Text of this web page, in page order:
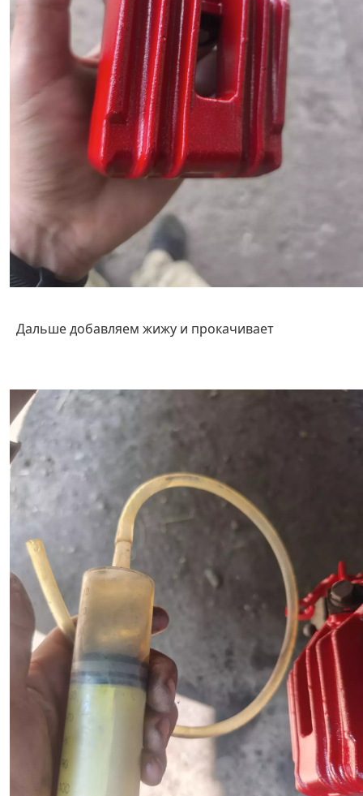
Дальше добавляем жижу и прокачивает